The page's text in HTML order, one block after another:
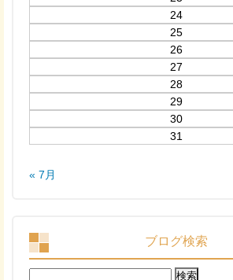
24
25
26
27
28
29
30
31
« 7月
ブログ検索
検